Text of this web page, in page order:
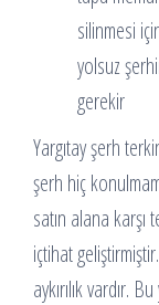
silinmesi
yolsuz
gerekir
Yargıtay şerh
şerh hiç
satın alana karşı
içtihat
aykırılık vardır.